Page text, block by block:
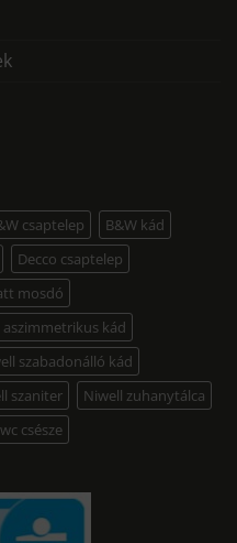
csaptelep
B&W kád
Decco csaptelep
mosdó
aszimmetrikus kád
szabadonálló kád
szaniter
Niwell zuhanytálca
wc csésze